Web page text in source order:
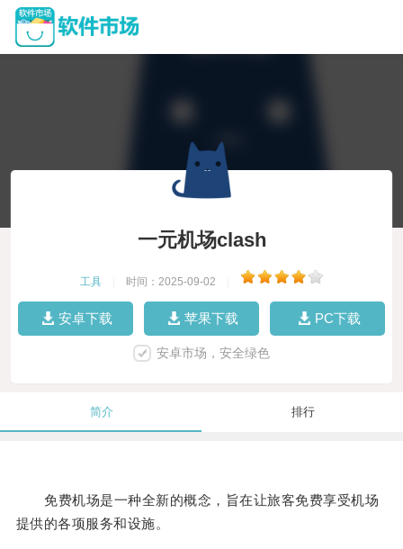
一元机场clash
工具 时间：2025-09-02
安卓下载 苹果下载 PC下载
安卓市场，安全绿色
简介 排行
免费机场是一种全新的概念，旨在让旅客免费享受机场
提供的各项服务和设施。